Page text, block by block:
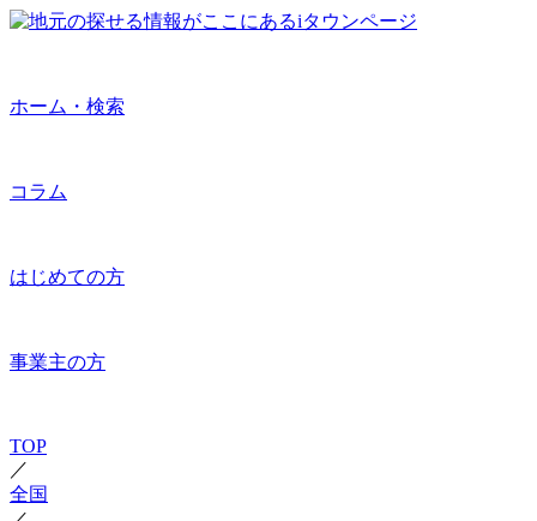
ホーム・検索
コラム
はじめての方
事業主の方
TOP
／
全国